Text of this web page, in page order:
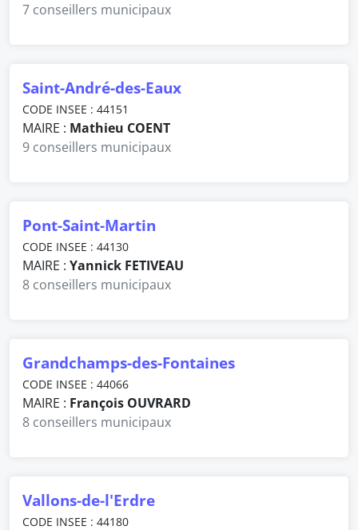
7 conseillers municipaux
Saint-André-des-Eaux
CODE INSEE : 44151
MAIRE : Mathieu COENT
9 conseillers municipaux
Pont-Saint-Martin
CODE INSEE : 44130
MAIRE : Yannick FETIVEAU
8 conseillers municipaux
Grandchamps-des-Fontaines
CODE INSEE : 44066
MAIRE : François OUVRARD
8 conseillers municipaux
Vallons-de-l'Erdre
CODE INSEE : 44180